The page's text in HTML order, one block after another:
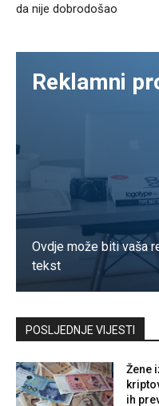
da nije dobrodošao
Reklamni
Ovdje može biti vaša
tekst
Kontaktirajte nas
POSLJEDNJE VIJESTI
Žene
ih